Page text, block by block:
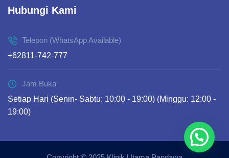
Hubungi Kami
Telepon (WhatsApp Available)
+62811-742-777
Jam Buka
Setiap Hari (Senin- Sabtu: 10:00 - 19:00) (Minggu: 12:00 -
19:00)